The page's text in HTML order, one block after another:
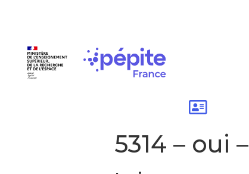
5314 – oui –